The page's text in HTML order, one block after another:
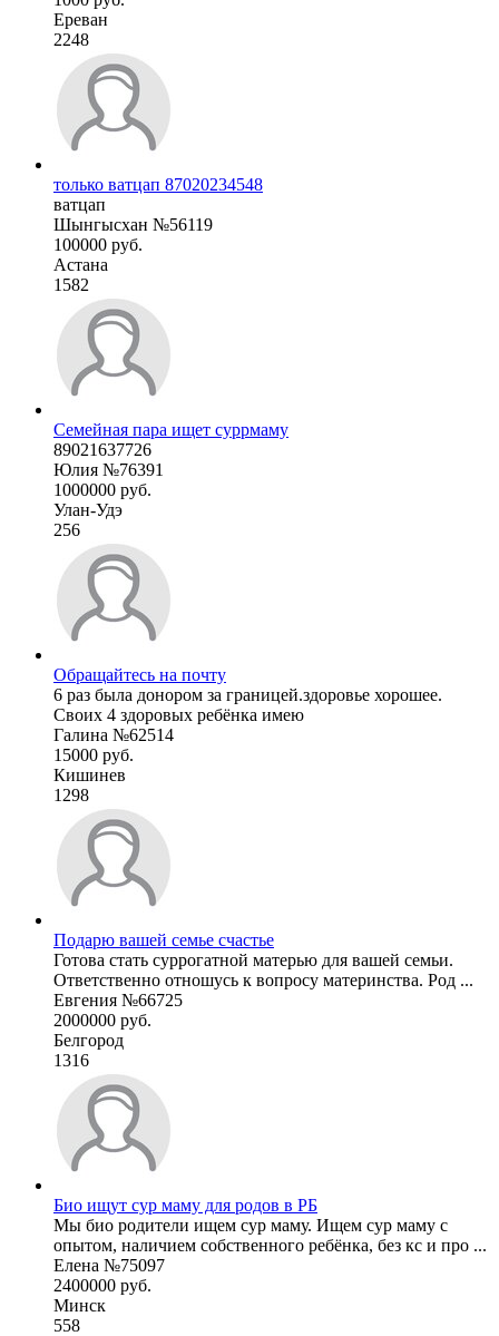
Ереван
2248
только ватцап 87020234548
ватцап
Шынгысхан №56119
100000 руб.
Астана
1582
Семейная пара ищет суррмаму
89021637726
Юлия №76391
1000000 руб.
Улан-Удэ
256
Обращайтесь на почту
6 раз была донором за границей.здоровье хорошее.
Своих 4 здоровых ребёнка имею
Галина №62514
15000 руб.
Кишинев
1298
Подарю вашей семье счастье
Готова стать суррогатной матерью для вашей семьи.
Ответственно отношусь к вопросу материнства. Род ...
Евгения №66725
2000000 руб.
Белгород
1316
Био ищут сур маму для родов в РБ
Мы био родители ищем сур маму. Ищем сур маму с
опытом, наличием собственного ребёнка, без кс и про ...
Елена №75097
2400000 руб.
Минск
558